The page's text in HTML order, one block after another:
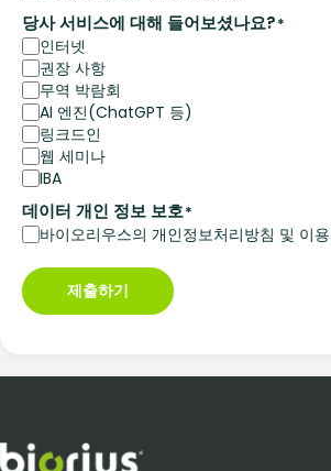
당사 서비스에 대해 들어보셨나요?*
인터넷
권장 사항
무역 박람회
AI 엔진(ChatGPT 등)
링크드인
웹 세미나
IBA
데이터 개인 정보 보호*
바이오리우스의 개인정보처리방침 및 이
제출하기